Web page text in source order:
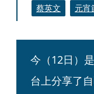
蔡英文 元宵
今（12日）
台上分享了